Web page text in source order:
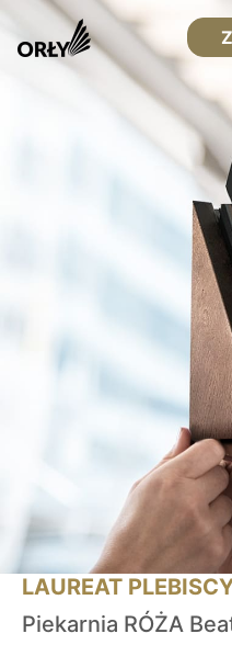
LAUREAT
Piekarnia RÓŻA